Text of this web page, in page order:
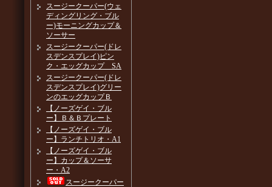
スージークーパー(ウェ
ディングリング・ブル
ー)モーニングカップ＆
ソーサー
スージークーパー(ドレ
スデンスプレイ)ピン
ク・エッグカップ SA
スージークーパー(ドレ
スデンスプレイ)グリー
ンのエッグカップＢ
【ノーズゲイ・ブル
ー】Ｂ＆Ｂプレート
【ノーズゲイ・ブル
ー】ランチトリオ・A1
【ノーズゲイ・ブル
ー】カップ＆ソーサ
ー・A2
スージークーパー